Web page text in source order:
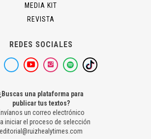
MEDIA KIT
REVISTA
REDES SOCIALES
una plataforma para
publicar tus textos?
un correo electrónico
iniciar el proceso de selección
editorial@ruizhealytimes.com